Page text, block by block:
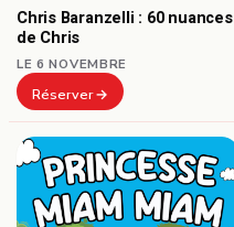
Chris Baranzelli : 60 nuances
de Chris
LE 6 NOVEMBRE
Réserver